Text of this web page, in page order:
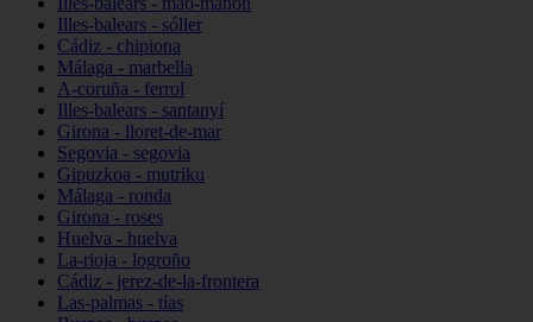
Illes-balears - sóller
Cádiz - chipiona
Málaga - marbella
A-coruña - ferrol
Illes-balears - santanyí
Girona - lloret-de-mar
Segovia - segovia
Gipuzkoa - mutriku
Málaga - ronda
Girona - roses
Huelva - huelva
La-rioja - logroño
Cádiz - jerez-de-la-frontera
Las-palmas - tías